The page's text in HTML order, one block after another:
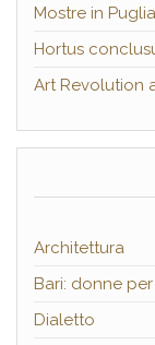
Mostre in
Hortus
Art Revolution
Architettura
Bari: donne
Dialetto